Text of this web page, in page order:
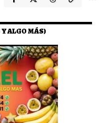
ALGO MÁS)